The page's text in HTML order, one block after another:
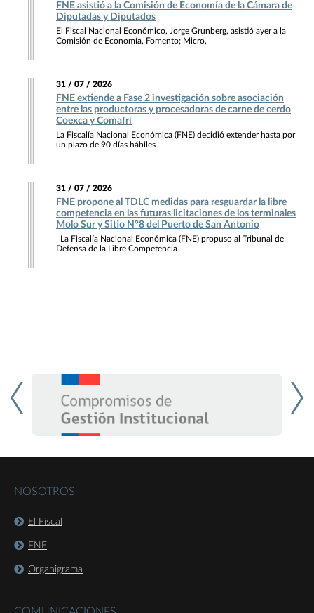
FNE asistió a la Comisión de Economía de la Cámara de
Diputadas y Diputados
El Fiscal Nacional Económico, Jorge Grunberg, asistió ayer a la
Comisión de Economía, Fomento; Micro,
31 / 07 / 2026
FNE extiende a Fase 2 investigación sobre asociación
entre las productoras y procesadoras de carne de cerdo
Coexca y Comafri
La Fiscalía Nacional Económica (FNE) decidió extender hasta por
un plazo de 90 días hábiles
31 / 07 / 2026
FNE propone al TDLC medidas para resguardar la libre
competencia en las futuras licitaciones de los terminales
Molo Sur y Sitio N°8 del Puerto de San Antonio
La Fiscalía Nacional Económica (FNE) propuso al Tribunal de
Defensa de la Libre Competencia
NOSOTROS
El Fiscal
FNE
Organigrama